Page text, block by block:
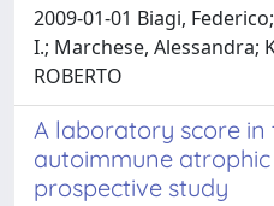
2009-01-01 Biagi,
I.; Marchese, Alessandra;
ROBERTO
A laboratory score in
autoimmune atrophic
prospective study